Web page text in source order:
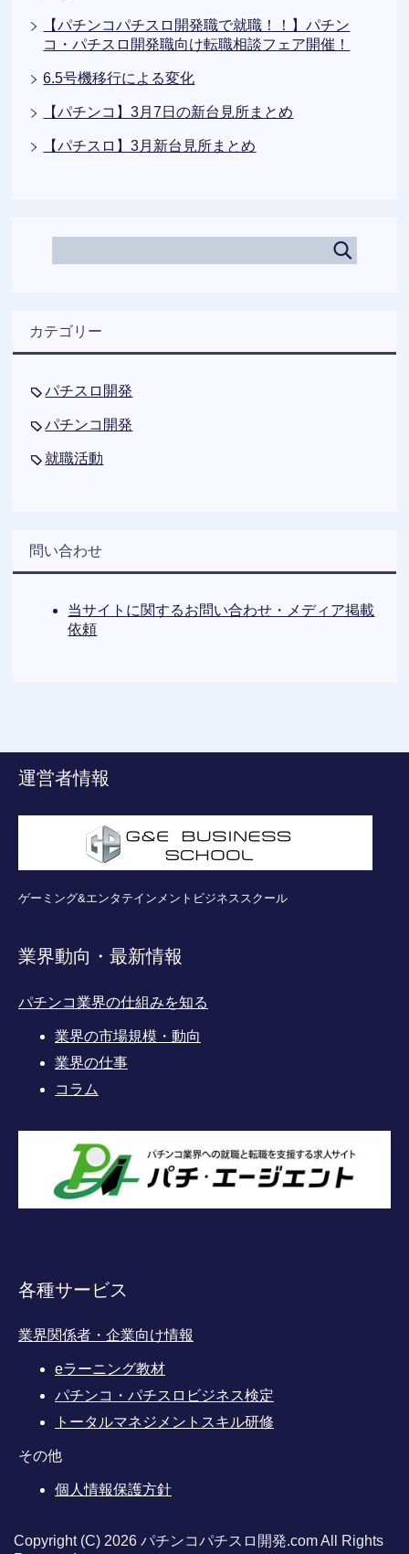
【パチンコパチスロ開発職で就職！！】パチン
コ・パチスロ開発職向け転職相談フェア開催！
6.5号機移行による変化
【パチンコ】3月7日の新台見所まとめ
【パチスロ】3月新台見所まとめ
カテゴリー
パチスロ開発
パチンコ開発
就職活動
問い合わせ
当サイトに関するお問い合わせ・メディア掲載
依頼
運営者情報
ゲーミング&エンタテインメントビジネススクール
業界動向・最新情報
パチンコ業界の仕組みを知る
業界の市場規模・動向
業界の仕事
コラム
各種サービス
業界関係者・企業向け情報
eラーニング教材
パチンコ・パチスロビジネス検定
トータルマネジメントスキル研修
その他
個人情報保護方針
Copyright (C) 2026 パチンコパチスロ開発.comAll Rights